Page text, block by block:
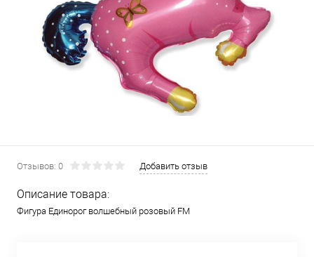
Отзывов: 0 Добавить отзыв
Описание товара:
Фигура Единорог волшебный розовый FM